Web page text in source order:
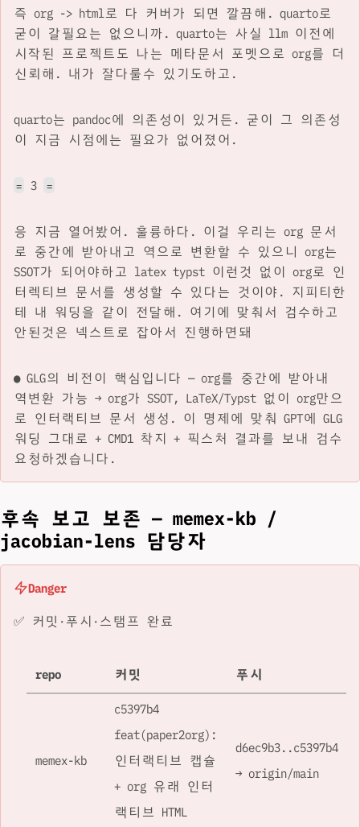
즉 org -> html로 다 커버가 되면 깔끔해. quarto로
굳이 갈필요는 없으니까. quarto는 사실 llm 이전에
시작된 프로젝트도 나는 메타문서 포멧으로 org를 더
신뢰해. 내가 잘다룰수 있기도하고.
quarto는 pandoc에 의존성이 있거든. 굳이 그 의존성
이 지금 시점에는 필요가 없어졌어.
= 3 =
응 지금 열어봤어. 훌륭하다. 이걸 우리는 org 문서
로 중간에 받아내고 역으로 변환할 수 있으니 org는
SSOT가 되어야하고 latex typst 이런것 없이 org로 인
터렉티브 문서를 생성할 수 있다는 것이야. 지피티한
테 내 워딩을 같이 전달해. 여기에 맞춰서 검수하고
안된것은 넥스트로 잡아서 진행하면돼
● GLG의 비전이 핵심입니다 — org를 중간에 받아내
역변환 가능 → org가 SSOT, LaTeX/Typst 없이 org만으
로 인터랙티브 문서 생성. 이 명제에 맞춰 GPT에 GLG
워딩 그대로 + CMD1 착지 + 픽스처 결과를 보내 검수
요청하겠습니다.
후속 보고 보존 — memex-kb /
jacobian-lens 담당자
Danger
✅ 커밋·푸시·스탬프 완료
repo 커밋 푸시
memex-kb
c5397b4
feat(paper2org):
인터랙티브 캡슐
+ org 유래 인터
랙티브 HTML
d6ec9b3..c5397b4
→ origin/main